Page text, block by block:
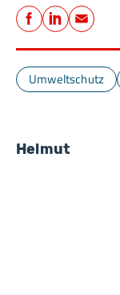
Teilen
Facebook
LinkedIn
E-Mail
Umweltschutz
Helmut